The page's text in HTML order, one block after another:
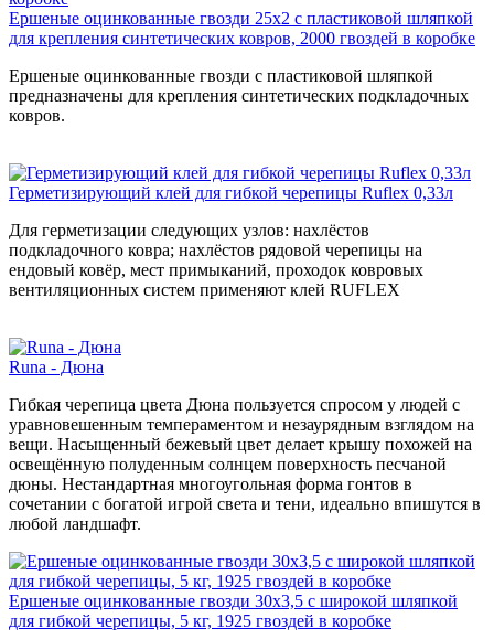
Ершеные оцинкованные гвозди 25x2 с пластиковой шляпкой
для крепления синтетических ковров, 2000 гвоздей в коробке
Ершеные оцинкованные гвозди с пластиковой шляпкой
предназначены для крепления синтетических подкладочных
ковров.
Герметизирующий клей для гибкой черепицы Ruflex 0,33л
Для герметизации следующих узлов: нахлёстов
подкладочного ковра; нахлёстов рядовой черепицы на
ендовый ковёр, мест примыканий, проходок ковровых
вентиляционных систем применяют клей RUFLEX
Runa - Дюна
Гибкая черепица цвета Дюна пользуется спросом у людей с
уравновешенным темпераментом и незаурядным взглядом на
вещи. Насыщенный бежевый цвет делает крышу похожей на
освещённую полуденным солнцем поверхность песчаной
дюны. Нестандартная многоугольная форма гонтов в
сочетании с богатой игрой света и тени, идеально впишутся в
любой ландшафт.
Ершеные оцинкованные гвозди 30x3,5 с широкой шляпкой
для гибкой черепицы, 5 кг, 1925 гвоздей в коробке